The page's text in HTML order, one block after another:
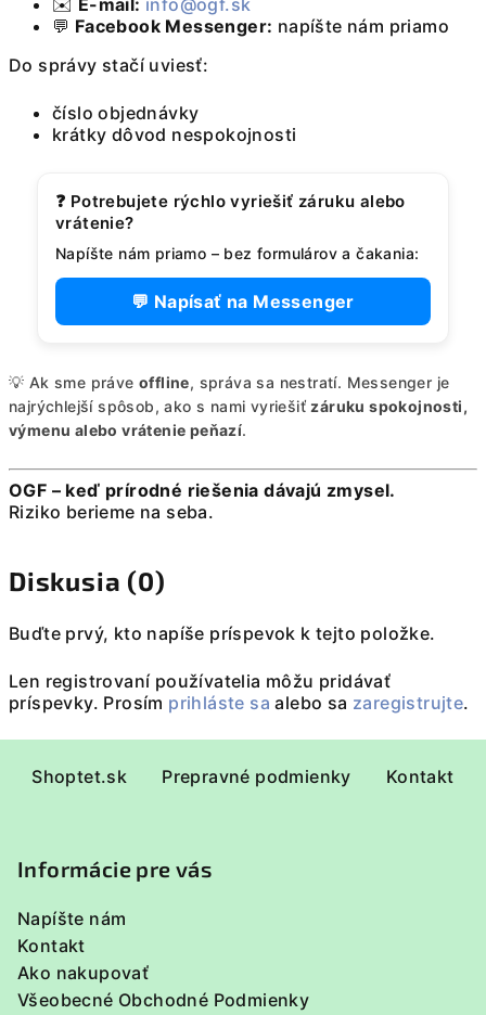
✉️ E-mail: info@ogf.sk
💬 Facebook Messenger: napíšte nám priamo
Do správy stačí uviesť:
číslo objednávky
krátky dôvod nespokojnosti
❓ Potrebujete rýchlo vyriešiť záruku alebo
vrátenie?
Napíšte nám priamo – bez formulárov a čakania:
💬 Napísať na Messenger
💡 Ak sme práve offline, správa sa nestratí. Messenger je
najrýchlejší spôsob, ako s nami vyriešiť záruku spokojnosti,
výmenu alebo vrátenie peňazí.
OGF – keď prírodné riešenia dávajú zmysel.
Riziko berieme na seba.
Diskusia (0)
Buďte prvý, kto napíše príspevok k tejto položke.
Len registrovaní používatelia môžu pridávať
príspevky. Prosím prihláste sa alebo sa zaregistrujte.
Shoptet.sk Prepravné podmienky Kontakt
Informácie pre vás
Napíšte nám
Kontakt
Ako nakupovať
Všeobecné Obchodné Podmienky